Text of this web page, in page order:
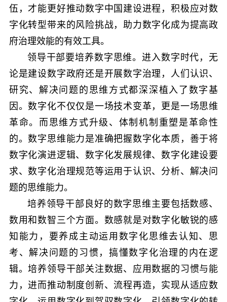
伍，才能更好推动数字中国建设进程，积极应对数
字化转型带来的风险挑战，助力数字化成为提高政
府治理效能的有效工具。
领导干部要培养数字思维。进入数字时代，无
论是建设数字政府还是开展数字治理，人们认识、
研究、解决问题的思维方式都深深植入了数字基
因。数字化不仅仅是一场技术变革，更是一场思维
革命。而思维方式升级、体制机制重塑是革命性
的。数字思维能力是准确把握数字化本质，善于将
数字化演进逻辑、数字化发展规律、数字化建设要
求、数字化治理规范等运用于认识、分析、解决问
题的思维能力。
培养领导干部良好的数字思维主要包括数感、
数用和数智三个方面。数感就是对数字化敏锐的感
知能力，要养成主动运用数字化思维去认知、思
考、解决问题的习惯，搞懂数字化治理的内在逻
辑。培养领导干部关注数据、应用数据的习惯与能
力，进而推动制度创新、流程再造，实现从适应数